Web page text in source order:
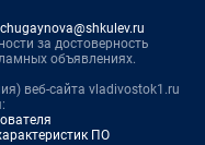
за достоверность
объявлениях.
веб-сайта vladivostok1.ru
ПО